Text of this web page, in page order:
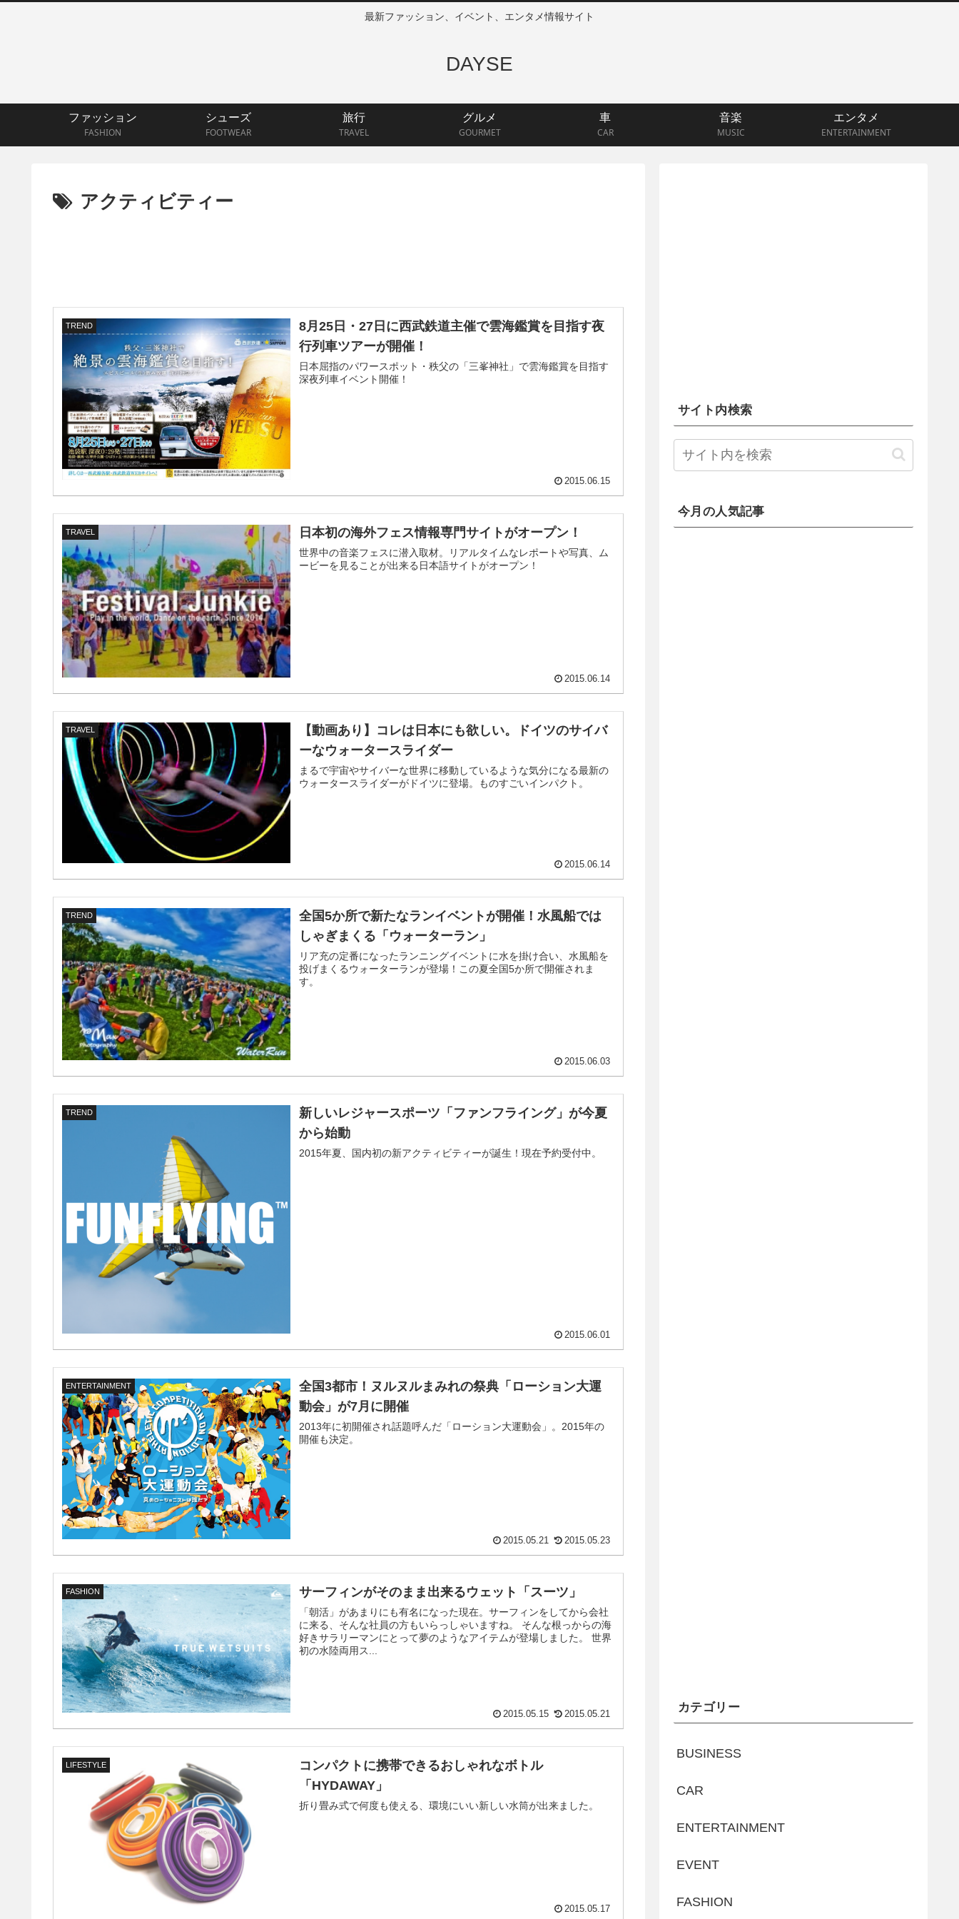
最新ファッション、イベント、エンタメ情報サイト
DAYSE
ファッション
FASHION
シューズ
FOOTWEAR
旅行
TRAVEL
グルメ
GOURMET
車
CAR
音楽
MUSIC
エンタメ
ENTERTAINMENT
アクティビティー
TREND
8月25日・27日に西武鉄道主催で雲海鑑賞を目指す夜
行列車ツアーが開催！
日本屈指のパワースポット・秩父の「三峯神社」で雲海鑑賞を目指す
深夜列車イベント開催！
2015.06.15
TRAVEL 日本初の海外フェス情報専門サイトがオープン！
世界中の音楽フェスに潜入取材。リアルタイムなレポートや写真、ム
ービーを見ることが出来る日本語サイトがオープン！
2015.06.14
TRAVEL
【動画あり】コレは日本にも欲しい。ドイツのサイバ
ーなウォータースライダー
まるで宇宙やサイバーな世界に移動しているような気分になる最新の
ウォータースライダーがドイツに登場。ものすごいインパクト。
2015.06.14
TREND
全国5か所で新たなランイベントが開催！水風船では
しゃぎまくる「ウォーターラン」
リア充の定番になったランニングイベントに水を掛け合い、水風船を
投げまくるウォーターランが登場！この夏全国5か所で開催されま
す。
2015.06.03
TREND
新しいレジャースポーツ「ファンフライング」が今夏
から始動
2015年夏、国内初の新アクティビティーが誕生！現在予約受付中。
2015.06.01
ENTERTAINMENT
全国3都市！ヌルヌルまみれの祭典「ローション大運
動会」が7月に開催
2013年に初開催され話題呼んだ「ローション大運動会」。2015年の
開催も決定。
2015.05.21 2015.05.23
FASHION サーフィンがそのまま出来るウェット「スーツ」
「朝活」があまりにも有名になった現在。サーフィンをしてから会社
に来る、そんな社員の方もいらっしゃいますね。 そんな根っからの海
好きサラリーマンにとって夢のようなアイテムが登場しました。 世界
初の水陸両用ス...
2015.05.15 2015.05.21
LIFESTYLE
コンパクトに携帯できるおしゃれなボトル
「HYDAWAY」
折り畳み式で何度も使える、環境にいい新しい水筒が出来ました。
2015.05.17
サイト内検索
今月の人気記事
カテゴリー
BUSINESS
CAR
ENTERTAINMENT
EVENT
FASHION